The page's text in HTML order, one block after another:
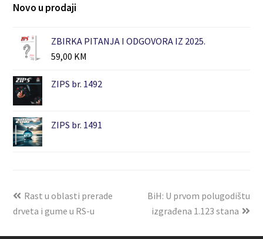
Novo u prodaji
ZBIRKA PITANJA I ODGOVORA IZ 2025.
59,00 KM
ZIPS br. 1492
ZIPS br. 1491
Rast u oblasti prerade
drveta i gume u RS-u
BiH: U prvom polugodištu
izgrađena 1.123 stana